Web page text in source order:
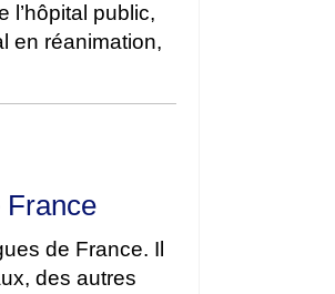
l’hôpital public,
en réanimation,
France
de France. Il
des autres